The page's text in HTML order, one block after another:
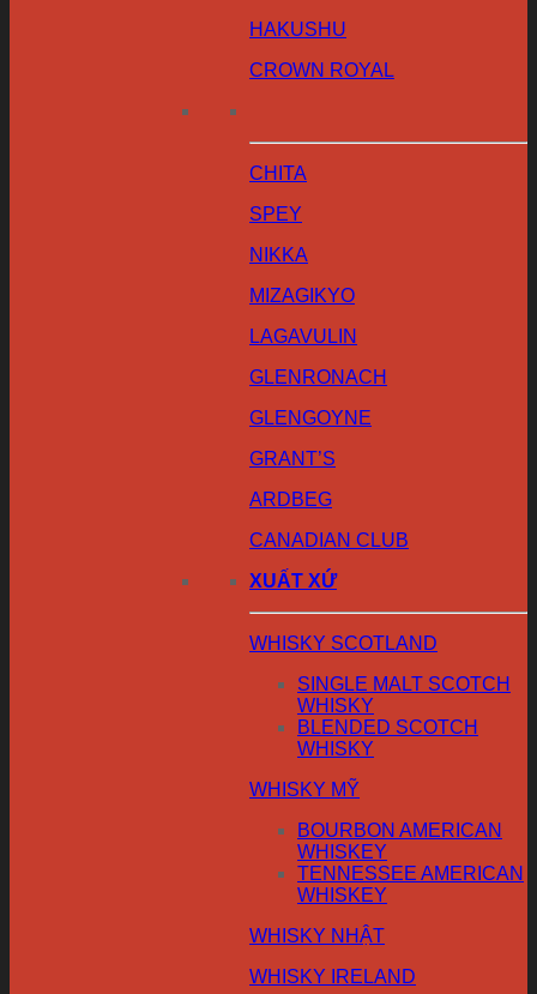
HAKUSHU
CROWN ROYAL
CHITA
SPEY
NIKKA
MIZAGIKYO
LAGAVULIN
GLENRONACH
GLENGOYNE
GRANT’S
ARDBEG
CANADIAN CLUB
XUẤT XỨ
WHISKY SCOTLAND
SINGLE MALT SCOTCH
WHISKY
BLENDED SCOTCH
WHISKY
WHISKY MỸ
BOURBON AMERICAN
WHISKEY
TENNESSEE AMERICAN
WHISKEY
WHISKY NHẬT
WHISKY IRELAND